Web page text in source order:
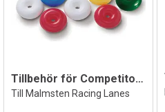
Tillbehör för Competitor simlina
Till Malmsten Racing Lanes